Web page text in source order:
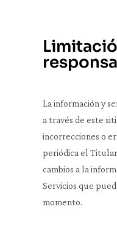
La información y
a través de este
incorrecciones o
periódica el
cambios a la
Servicios que
momento.